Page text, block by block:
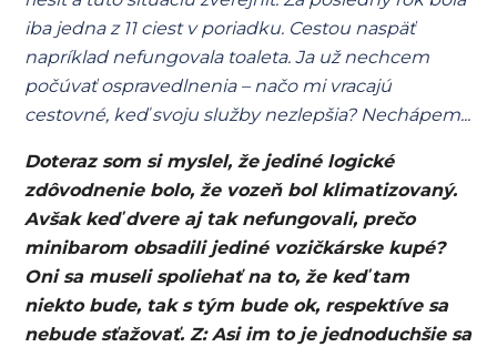
iba jedna z 11 ciest v poriadku. Cestou naspäť
napríklad nefungovala toaleta. Ja už nechcem
počúvať ospravedlnenia – načo mi vracajú
cestovné, keď svoju služby nezlepšia? Nechápem...
Doteraz som si myslel, že jediné logické
zdôvodnenie bolo, že vozeň bol klimatizovaný.
Avšak keď dvere aj tak nefungovali, prečo
minibarom obsadili jediné vozičkárske kupé?
Oni sa museli spoliehať na to, že keď tam
niekto bude, tak s tým bude ok, respektíve sa
nebude sťažovať. Z: Asi im to je jednoduchšie sa